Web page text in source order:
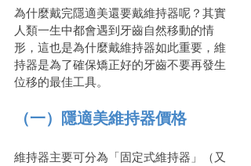
為什麼戴完隱適美還要戴維持器呢？其實
人類一生中都會遇到牙齒自然移動的情
形，這也是為什麼戴維持器如此重要，維
持器是為了確保矯正好的牙齒不要再發生
位移的最佳工具。
（一）隱適美維持器價格
維持器主要可分為「固定式維持器」（又